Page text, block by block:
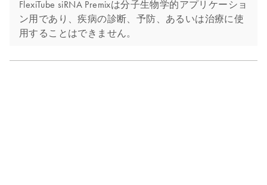
FlexiTube siRNA Premixは分子生物学的アプリケーショ
ン用であり、疾病の診断、予防、あるいは治療に使
用することはできません。